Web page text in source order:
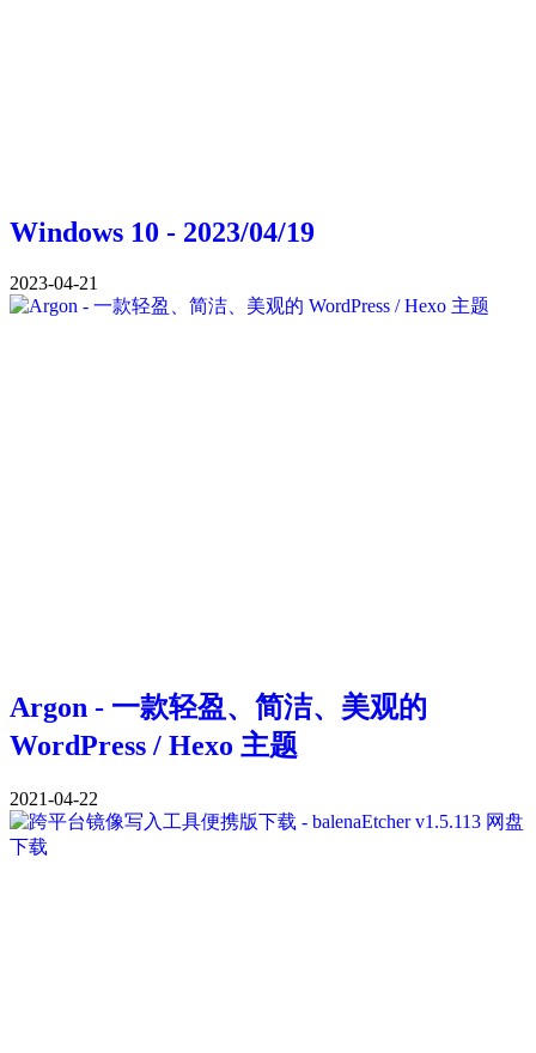
Windows 10 - 2023/04/19
2023-04-21
Argon - 一款轻盈、简洁、美观的
WordPress / Hexo 主题
2021-04-22